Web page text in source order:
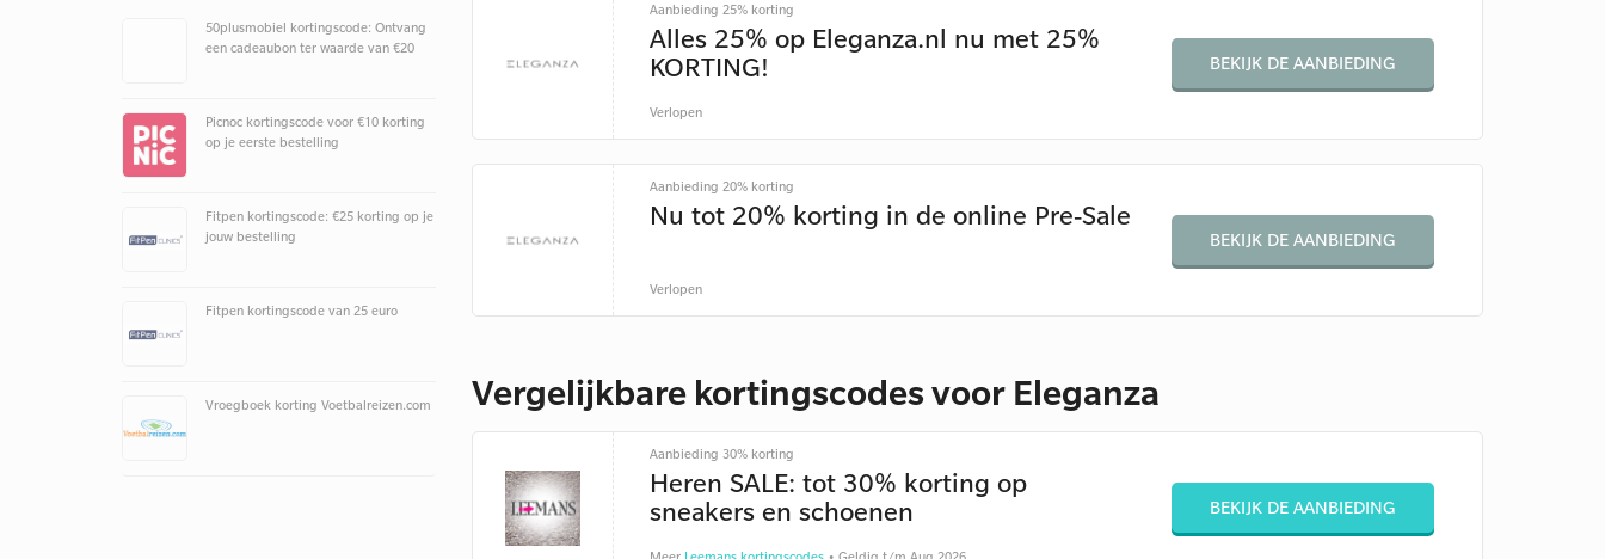
Aanbieding 25% korting
Alles 25% op Eleganza.nl nu met 25%
KORTING!
Verlopen
BEKIJK DE AANBIEDING
Aanbieding 20% korting
Nu tot 20% korting in de online Pre-Sale
Verlopen
BEKIJK DE AANBIEDING
Vergelijkbare kortingscodes voor Eleganza
Aanbieding 30% korting
Heren SALE: tot 30% korting op
sneakers en schoenen
BEKIJK DE AANBIEDING
50plusmobiel kortingscode: Ontvang
een cadeaubon ter waarde van €20
Picnoc kortingscode voor €10 korting
op je eerste bestelling
Fitpen kortingscode: €25 korting op je
jouw bestelling
Fitpen kortingscode van 25 euro
Vroegboek korting Voetbalreizen.com